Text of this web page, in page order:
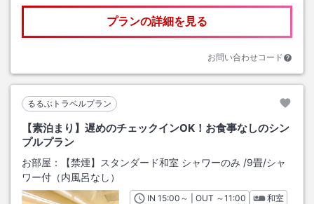
プランの詳細を見る
お問い合わせコード
るるぶトラベルプラン
【素泊まり】遅めのチェックインOK！お食事なしのシン
プルプラン
お部屋： 【禁煙】スタンダード和室 シャワーのみ /9畳/シャ
ワー付（内風呂なし）
INチェックイン
15:00 ～ | OUT チェックアウト
～11:00
和室